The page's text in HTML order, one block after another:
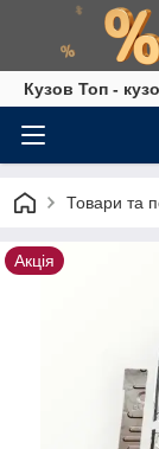
Кузов Топ -
Товари та
Акція